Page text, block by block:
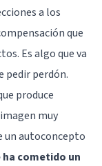
a los
que
Es algo que va
pedir perdón.
produce
muy
un autoconcepto
cometido un